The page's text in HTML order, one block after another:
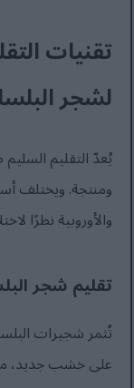
تقنيات
لشجر
يُعدّ التقليم
ومنتجة. ويختلف
والأوروبية نظرًا
تقليم شجر
على خشب جديد،